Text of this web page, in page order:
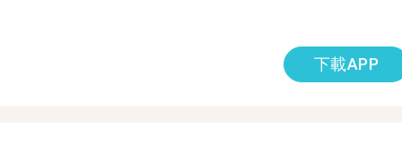
下載APP